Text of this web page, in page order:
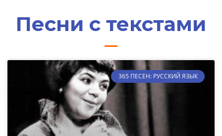
Песни с текстами
365 ПЕСЕН: РУССКИЙ ЯЗЫК